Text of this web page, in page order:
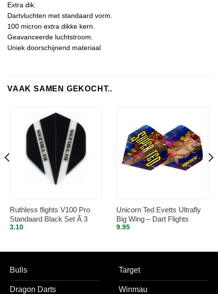
Extra dik.
Dartvluchten met standaard vorm.
100 micron extra dikke kern.
Geavanceerde luchtstroom.
Uniek doorschijnend materiaal
VAAK SAMEN GEKOCHT..
Ruthless flights V100 Pro
Standaard Black Set Ã 3
stuks
3.10
Unicorn Ted Evetts Ultrafly
Big Wing – Dart Flights
9.95
Bulls
Dragon Darts
Target
Winmau